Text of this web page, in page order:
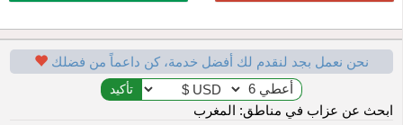
نحن نعمل بجد لنقدم لك أفضل خدمة، كن داعماً من فضلك
ابحث عن عزاب في مناطق: المغرب